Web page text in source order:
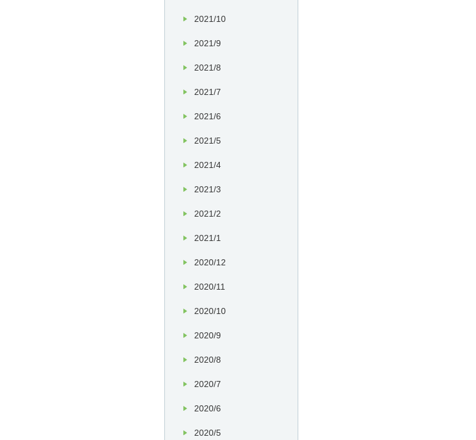
2021/10
2021/9
2021/8
2021/7
2021/6
2021/5
2021/4
2021/3
2021/2
2021/1
2020/12
2020/11
2020/10
2020/9
2020/8
2020/7
2020/6
2020/5